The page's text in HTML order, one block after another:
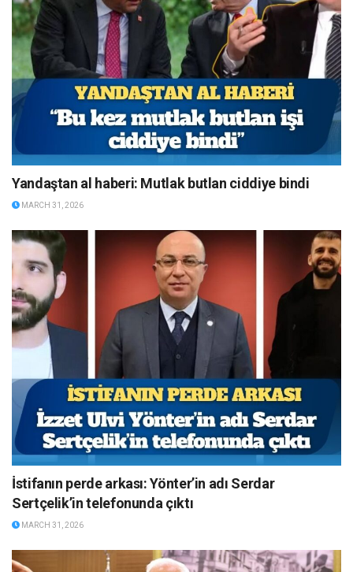
Yandaştan al haberi: Mutlak butlan ciddiye bindi
MARCH 31, 2026
İstifanın perde arkası: Yönter’in adı Serdar
Sertçelik’in telefonunda çıktı
MARCH 31, 2026